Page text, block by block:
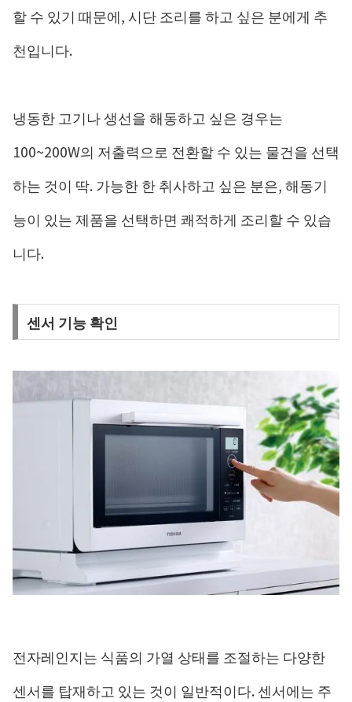
할 수 있기 때문에, 시단 조리를 하고 싶은 분에게 추
천입니다.
냉동한 고기나 생선을 해동하고 싶은 경우는
100~200W의 저출력으로 전환할 수 있는 물건을 선택
하는 것이 딱. 가능한 한 취사하고 싶은 분은, 해동기
능이 있는 제품을 선택하면 쾌적하게 조리할 수 있습
니다.
센서 기능 확인
전자레인지는 식품의 가열 상태를 조절하는 다양한
센서를 탑재하고 있는 것이 일반적이다. 센서에는 주